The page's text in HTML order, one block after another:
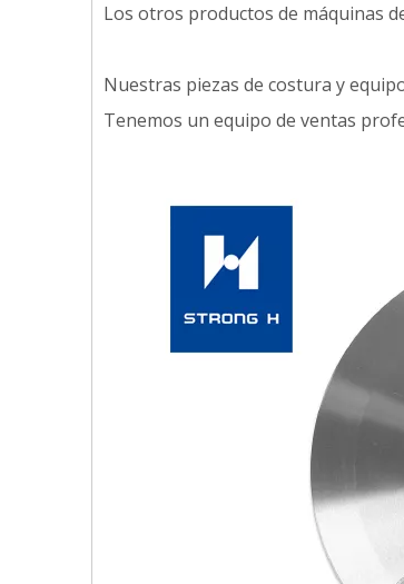
Los otros productos de máquinas
Nuestras piezas de costura y
Tenemos un equipo de ventas